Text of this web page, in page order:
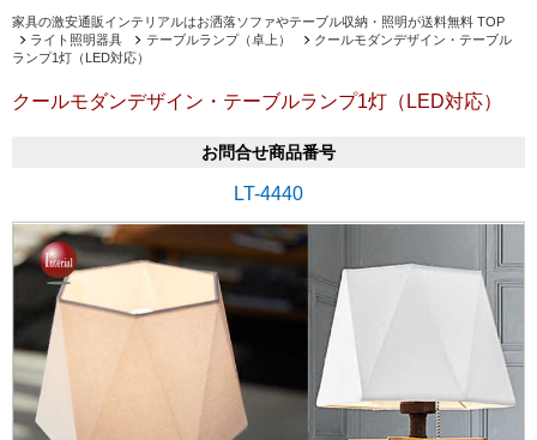
家具の激安通販インテリアルはお洒落ソファやテーブル収納・照明が送料無料 TOP
ライト照明器具
テーブルランプ（卓上）
クールモダンデザイン・テーブル
ランプ1灯（LED対応）
クールモダンデザイン・テーブルランプ1灯（LED対応）
お問合せ商品番号
LT-4440